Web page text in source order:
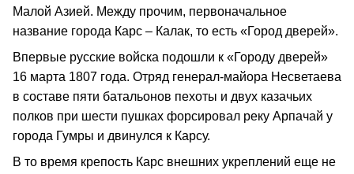
Малой Азией. Между прочим, первоначальное
название города Карс – Калак, то есть «Город дверей».
Впервые русские войска подошли к «Городу дверей»
16 марта 1807 года. Отряд генерал-майора Несветаева
в составе пяти батальонов пехоты и двух казачьих
полков при шести пушках форсировал реку Арпачай у
города Гумры и двинулся к Карсу.
В то время крепость Карс внешних укреплений еще не